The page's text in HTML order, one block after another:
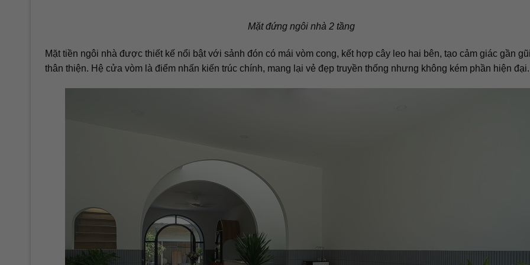
Mặt đứng ngôi nhà 2 tầng
Mặt tiền ngôi nhà được thiết kế nổi bật với sảnh đón có mái vòm cong, kết hợp cây leo hai bên, tạo cảm giác gần
thân thiện. Hệ cửa vòm là điểm nhấn kiến trúc chính, mang lại vẻ đẹp truyền thống nhưng không kém phần hiện đại.